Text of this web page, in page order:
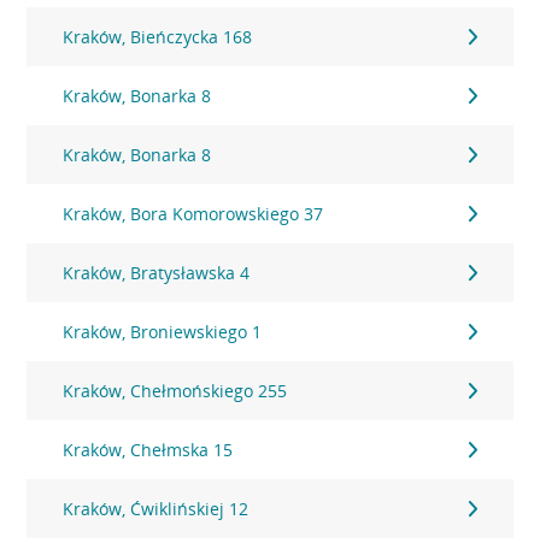
Kraków, Bieńczycka 168
Kraków, Bonarka 8
Kraków, Bonarka 8
Kraków, Bora Komorowskiego 37
Kraków, Bratysławska 4
Kraków, Broniewskiego 1
Kraków, Chełmońskiego 255
Kraków, Chełmska 15
Kraków, Ćwiklińskiej 12